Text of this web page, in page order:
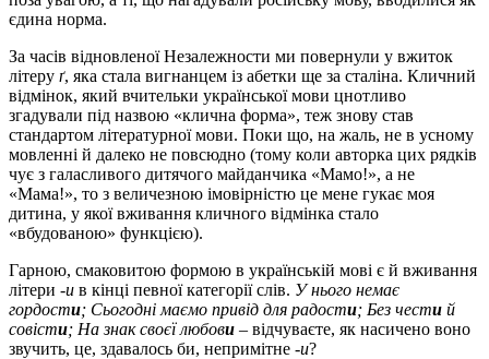
єдина норма.
За часів відновленої Незалежности ми повернули у вжиток
літеру ґ, яка стала вигнанцем із абетки ще за сталіна. Кличний
відмінок, який вчительки української мови цнотливо
згадували під назвою «клична форма», теж знову став
стандартом літературної мови. Поки що, на жаль, не в усному
мовленні й далеко не повсюдно (тому коли авторка цих рядків
чує з галасливого дитячого майданчика «Мамо!», а не
«Мама!», то з величезною імовірністю це мене гукає моя
дитина, у якої вживання кличного відмінка стало
«вбудованою» функцією).
Гарною, смаковитою формою в українській мові є й вживання
літери -и в кінці певної категорії слів. У нього немає
гордости; Сьогодні маємо привід для радости; Без чести й
совісти; На знак своєї любови – відчуваєте, як насичено воно
звучить, це, здавалось би, непримітне -и?